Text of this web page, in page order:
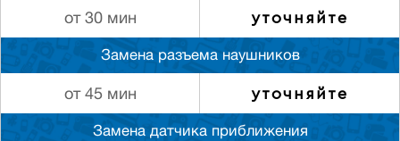
от 30 мин уточняйте
Замена разъема наушников
от 45 мин уточняйте
Замена датчика приближения